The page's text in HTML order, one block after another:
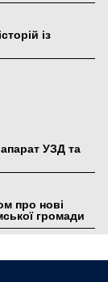
із
УЗД та
про нові
громади
«Ранку»